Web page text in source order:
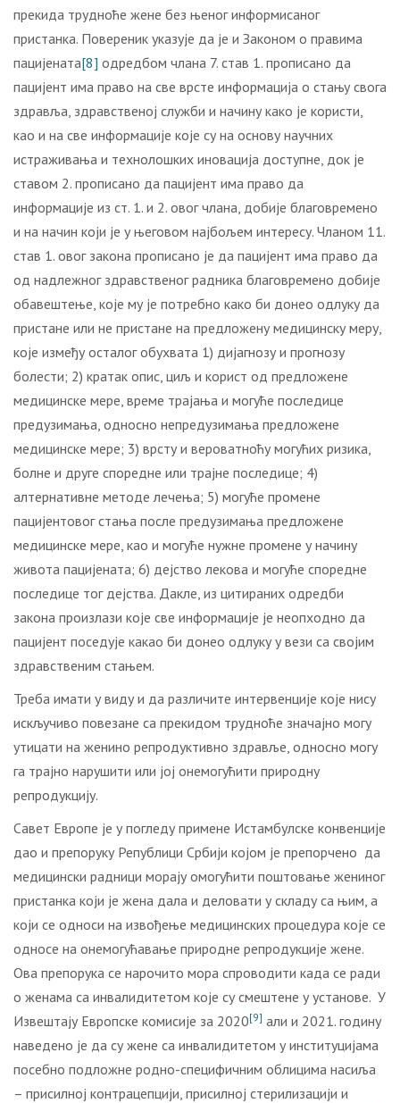
прекида трудноће жене без њеног информисаног
пристанка. Повереник указује да је и Законом о правима
пацијената[8] одредбом члана 7. став 1. прописано да
пацијент има право на све врсте информација о стању свога
здравља, здравственој служби и начину како је користи,
као и на све информације које су на основу научних
истраживања и технолошких иновација доступне, док је
ставом 2. прописано да пацијент има право да
информације из ст. 1. и 2. овог члана, добије благовремено
и на начин који је у његовом најбољем интересу. Чланом 11.
став 1. овог закона прописано је да пацијент има право да
од надлежног здравственог радника благовремено добије
обавештење, које му је потребно како би донео одлуку да
пристане или не пристане на предложену медицинску меру,
које између осталог обухвата 1) дијагнозу и прогнозу
болести; 2) кратак опис, циљ и корист од предложене
медицинске мере, време трајања и могуће последице
предузимања, односно непредузимања предложене
медицинске мере; 3) врсту и вероватноћу могућих ризика,
болне и друге споредне или трајне последице; 4)
алтернативне методе лечења; 5) могуће промене
пацијентовог стања после предузимања предложене
медицинске мере, као и могуће нужне промене у начину
живота пацијената; 6) дејство лекова и могуће споредне
последице тог дејства. Дакле, из цитираних одредби
закона произлази које све информације је неопходно да
пацијент поседује какао би донео одлуку у вези са својим
здравственим стањем.
Треба имати у виду и да различите интервенције које нису
искључиво повезане са прекидом трудноће значајно могу
утицати на женино репродуктивно здравље, односно могу
га трајно нарушити или јој онемогућити природну
репродукцију.
Савет Европе је у погледу примене Истамбулске конвенције
дао и препоруку Републици Србији којом је препорчено да
медицински радници морају омогућити поштовање жениног
пристанка који је жена дала и деловати у складу са њим, а
који се односи на извођење медицинских процедура које се
односе на онемогућавање природне репродукције жене.
Ова препорука се нарочито мора спроводити када се ради
о женама са инвалидитетом које су смештене у установе. У
Извештају Европске комисије за 2020[9] али и 2021. годину
наведено је да су жене са инвалидитетом у институцијама
посебно подложне родно-специфичним облицима насиља
– присилној контрацепцији, присилној стерилизацији и